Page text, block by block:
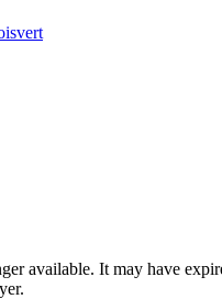
available. It may have